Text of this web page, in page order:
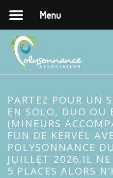
PARTEZ POUR UN
EN SOLO, DUO OU
(MINEURS
FUN DE KERVEL
POLYSONNANCE
JUILLET 2026.IL NE
5 PLACES ALORS
Menu